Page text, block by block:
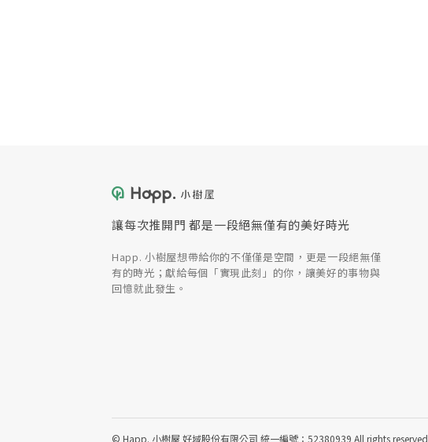
讓每次推開門 都是一段絕無僅有的美好時光
Happ. 小樹屋想帶給你的不僅僅是空間，更是一段絕無僅
有的時光；獻給每個「實現此刻」的你，讓美好的事物與
回憶就此發生。
© Happ. 小樹屋 好域股份有限公司 統一編號：52380939 All rights reserved